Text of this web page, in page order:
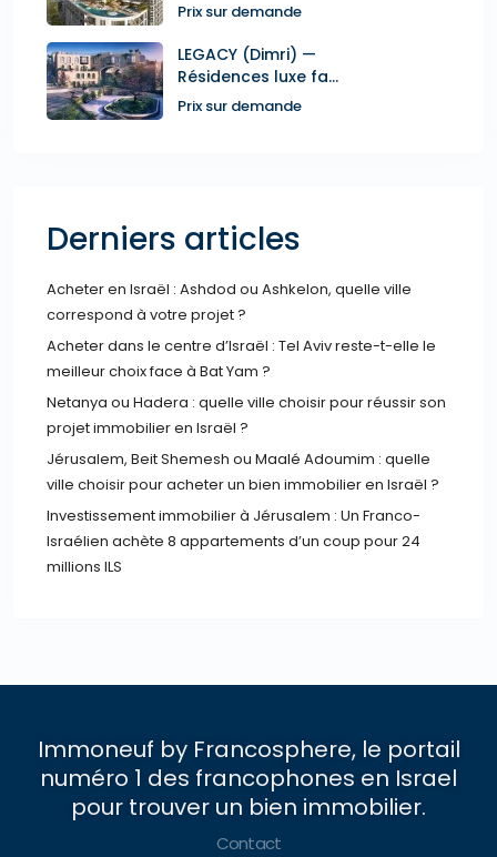
Prix sur demande
LEGACY (Dimri) —
Résidences luxe fa...
Prix sur demande
Derniers articles
Acheter en Israël : Ashdod ou Ashkelon, quelle ville
correspond à votre projet ?
Acheter dans le centre d’Israël : Tel Aviv reste-t-elle le
meilleur choix face à Bat Yam ?
Netanya ou Hadera : quelle ville choisir pour réussir son
projet immobilier en Israël ?
Jérusalem, Beit Shemesh ou Maalé Adoumim : quelle
ville choisir pour acheter un bien immobilier en Israël ?
Investissement immobilier à Jérusalem : Un Franco-
Israélien achète 8 appartements d’un coup pour 24
millions ILS
Immoneuf by Francosphere, le portail
numéro 1 des francophones en Israel
pour trouver un bien immobilier.
Contact